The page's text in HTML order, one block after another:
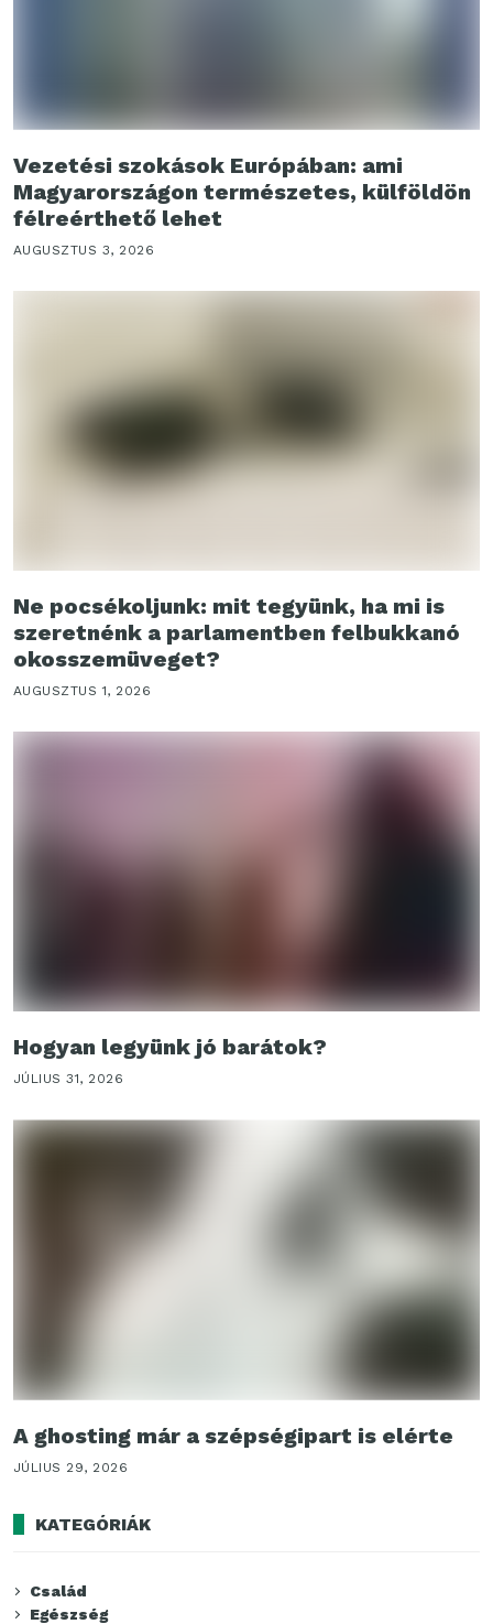
Vezetési szokások Európában: ami
Magyarországon természetes, külföldön
félreérthető lehet
AUGUSZTUS 3, 2026
Ne pocsékoljunk: mit tegyünk, ha mi is
szeretnénk a parlamentben felbukkanó
okosszemüveget?
AUGUSZTUS 1, 2026
Hogyan legyünk jó barátok?
JÚLIUS 31, 2026
A ghosting már a szépségipart is elérte
JÚLIUS 29, 2026
KATEGÓRIÁK
Család
Egészség